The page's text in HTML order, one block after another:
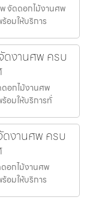
จัดดอกไม้งานศพ
อมให้บริการ
ดงานศพ ครบ
อกไม้งานศพ
อมให้บริการทั่
ดงานศพ ครบ
อกไม้งานศพ
อมให้บริการ